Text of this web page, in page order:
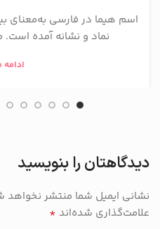
اسم هیما در فارسی به‌معنای
نماد و نشانه آمده
دیدگاهتان را بنویسید
نشانی ایمیل شما منتشر نخواهد
علامت‌گذاری شده‌اند *